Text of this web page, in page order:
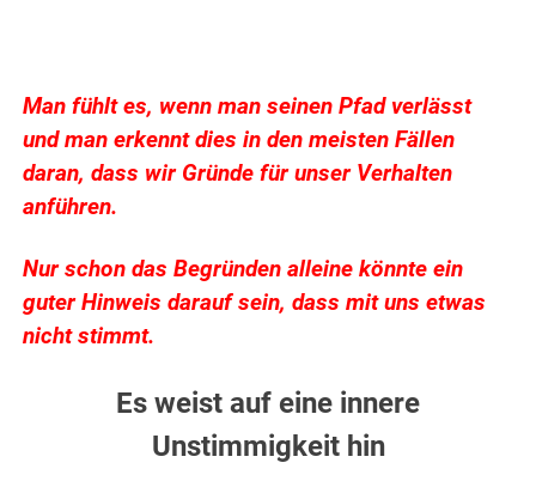
Man fühlt es, wenn man seinen Pfad verlässt
und man erkennt dies in den meisten Fällen
daran, dass wir Gründe für unser Verhalten
anführen.
Nur schon das Begründen alleine könnte ein
guter Hinweis darauf sein, dass mit uns etwas
nicht stimmt.
Es weist auf eine innere
Unstimmigkeit hin